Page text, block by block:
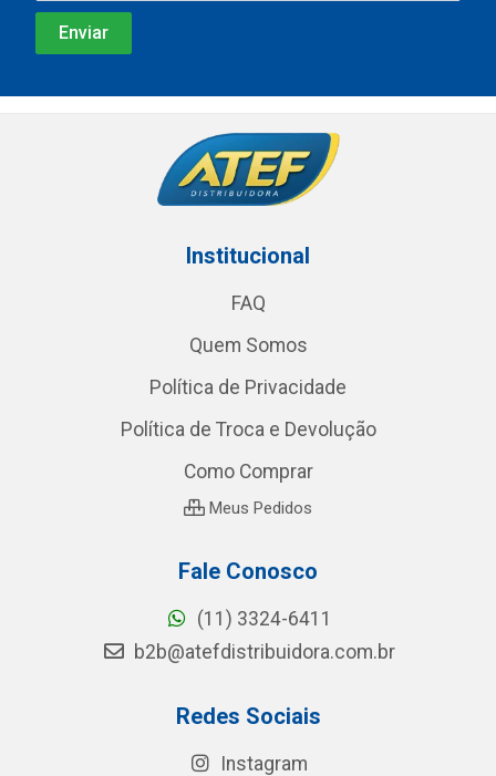
Institucional
FAQ
Quem Somos
Política de Privacidade
Política de Troca e Devolução
Como Comprar
Meus Pedidos
Fale Conosco
(11) 3324-6411
b2b@atefdistribuidora.com.br
Redes Sociais
Instagram